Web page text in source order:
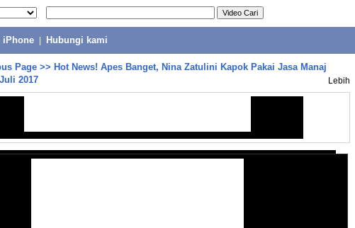
iPhone Hubungi kami
Page >> Hot News! Apes Banget, Nina Zatulini Kapok Pakai Jasa Manaj
2017
Lebih